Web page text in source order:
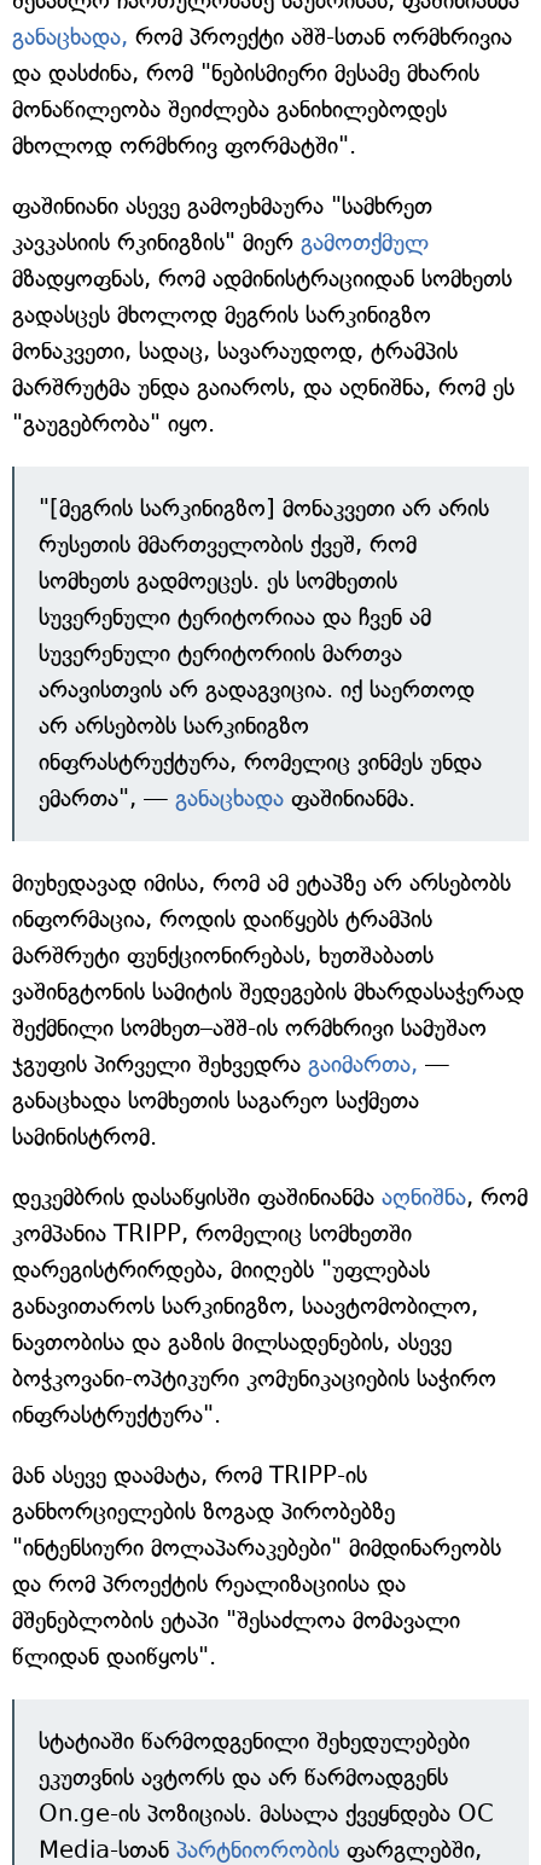
განაცხადა, რომ პროექტი აშშ-სთან ორმხრივია
და დასძინა, რომ "ნებისმიერი მესამე მხარის
მონაწილეობა შეიძლება განიხილებოდეს
მხოლოდ ორმხრივ ფორმატში".
ფაშინიანი ასევე გამოეხმაურა "სამხრეთ
კავკასიის რკინიგზის" მიერ გამოთქმულ
მზადყოფნას, რომ ადმინისტრაციიდან სომხეთს
გადასცეს მხოლოდ მეგრის სარკინიგზო
მონაკვეთი, სადაც, სავარაუდოდ, ტრამპის
მარშრუტმა უნდა გაიაროს, და აღნიშნა, რომ ეს
"გაუგებრობა" იყო.
"[მეგრის სარკინიგზო] მონაკვეთი არ არის
რუსეთის მმართველობის ქვეშ, რომ
სომხეთს გადმოეცეს. ეს სომხეთის
სუვერენული ტერიტორიაა და ჩვენ ამ
სუვერენული ტერიტორიის მართვა
არავისთვის არ გადაგვიცია. იქ საერთოდ
არ არსებობს სარკინიგზო
ინფრასტრუქტურა, რომელიც ვინმეს უნდა
ემართა", — განაცხადა ფაშინიანმა.
მიუხედავად იმისა, რომ ამ ეტაპზე არ არსებობს
ინფორმაცია, როდის დაიწყებს ტრამპის
მარშრუტი ფუნქციონირებას, ხუთშაბათს
ვაშინგტონის სამიტის შედეგების მხარდასაჭერად
შექმნილი სომხეთ–აშშ-ის ორმხრივი სამუშაო
ჯგუფის პირველი შეხვედრა გაიმართა, —
განაცხადა სომხეთის საგარეო საქმეთა
სამინისტრომ.
დეკემბრის დასაწყისში ფაშინიანმა აღნიშნა, რომ
კომპანია TRIPP, რომელიც სომხეთში
დარეგისტრირდება, მიიღებს "უფლებას
განავითაროს სარკინიგზო, საავტომობილო,
ნავთობისა და გაზის მილსადენების, ასევე
ბოჭკოვანი-ოპტიკური კომუნიკაციების საჭირო
ინფრასტრუქტურა".
მან ასევე დაამატა, რომ TRIPP-ის
განხორციელების ზოგად პირობებზე
"ინტენსიური მოლაპარაკებები" მიმდინარეობს
და რომ პროექტის რეალიზაციისა და
მშენებლობის ეტაპი "შესაძლოა მომავალი
წლიდან დაიწყოს".
სტატიაში წარმოდგენილი შეხედულებები
ეკუთვნის ავტორს და არ წარმოადგენს
On.ge-ის პოზიციას. მასალა ქვეყნდება OC
Media-სთან პარტნიორობის ფარგლებში,